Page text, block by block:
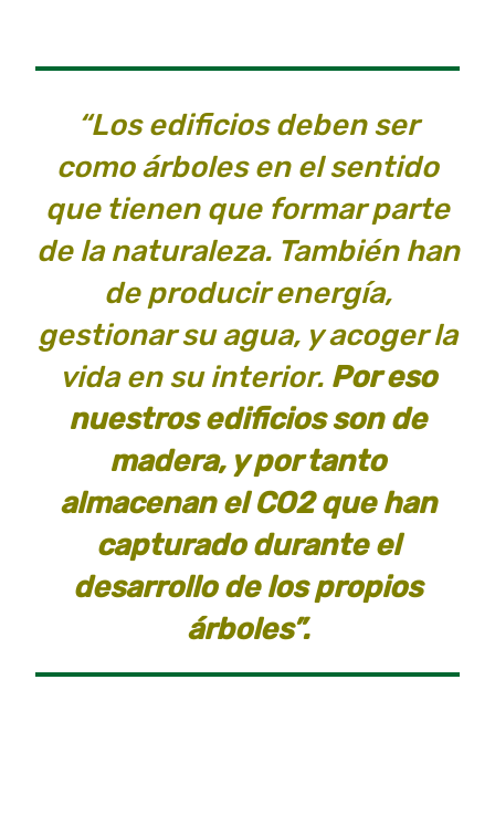
“Los edificios deben ser
como árboles en el sentido
que tienen que formar parte
de la naturaleza. También han
de producir energía,
gestionar su agua, y acoger la
vida en su interior.Por eso
nuestros edificios son de
madera, y por tanto
almacenan el CO2 que han
capturado durante el
desarrollo de los propios
árboles”.